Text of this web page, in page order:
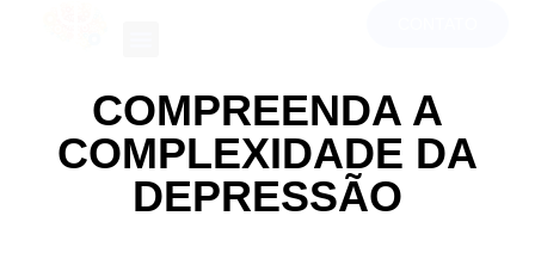
COMPREENDA A
COMPLEXIDADE DA
DEPRESSÃO